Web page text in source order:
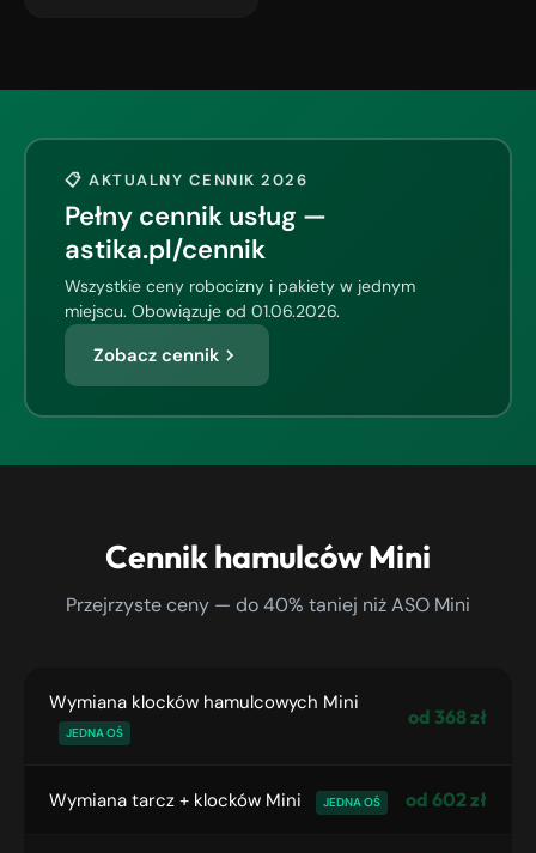
📋 AKTUALNY CENNIK 2026
Pełny cennik usług —
astika.pl/cennik
Wszystkie ceny robocizny i pakiety w jednym
miejscu. Obowiązuje od 01.06.2026.
Zobacz cennik
Cennik hamulców Mini
Przejrzyste ceny — do 40% taniej niż ASO Mini
Wymiana klocków hamulcowych Mini
JEDNA OŚ
od 368 zł
Wymiana tarcz + klocków Mini JEDNA OŚ od 602 zł